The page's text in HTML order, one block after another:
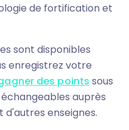
de fortification et
sont disponibles
enregistrez votre
des points sous
auprès
d'autres enseignes.